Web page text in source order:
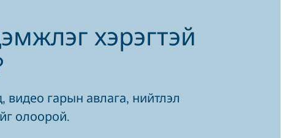
хэрэгтэй
видео гарын авлага, нийтлэл
олоорой.